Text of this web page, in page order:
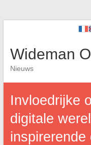
Wideman
Nieuws
Invloedrijke
digitale
inspirerende